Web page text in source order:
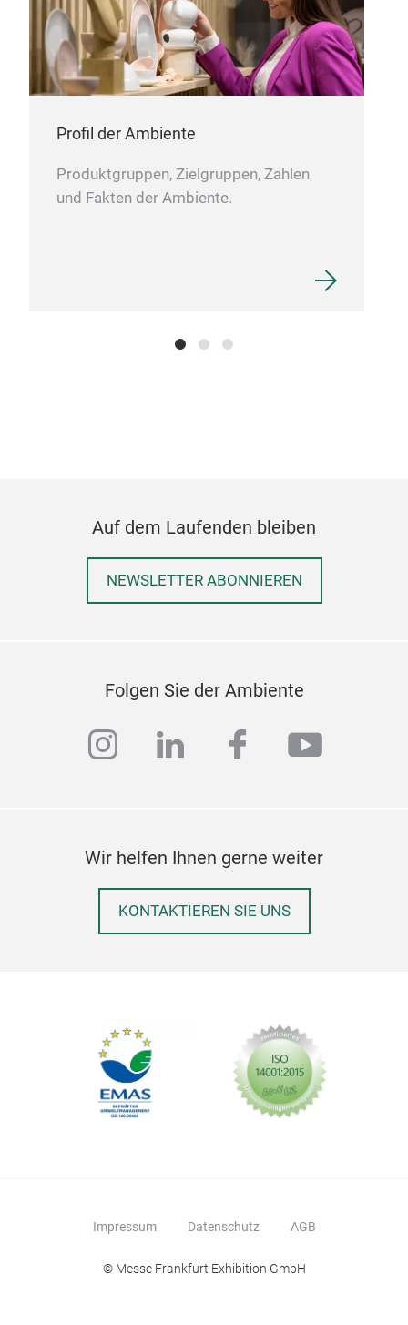
Profil der Ambiente
Produktgruppen, Zielgruppen, Zahlen
und Fakten der Ambiente.
Auf dem Laufenden bleiben
NEWSLETTER ABONNIEREN
Folgen Sie der Ambiente
instagram
linkedinfacebook
Wir helfen Ihnen gerne weiter
KONTAKTIEREN SIE UNS
Impressum Datenschutz AGB
© Messe Frankfurt Exhibition GmbH